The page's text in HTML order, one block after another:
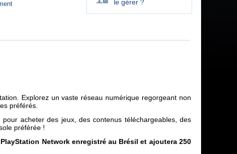
le gérer ?
Explorez un vaste réseau numérique regorgeant non
préférés.
acheter des jeux, des contenus téléchargeables, des
préférée !
Network enregistré au Brésil et ajoutera 250